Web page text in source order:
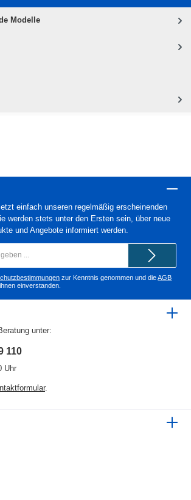
Modelle
einfach unseren regelmäßig erscheinenden
werden stets unter den Ersten sein, über neue
und Angebote informiert werden.
zur Kenntnis genommen und dieAGB
einverstanden.
unter:
110
Uhr
.